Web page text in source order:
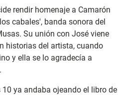
rendir homenaje a Camarón
cabales', banda sonora del
Su unión con José viene
historias del artista, cuando
y ella se lo agradecía a
ya andaba ojeando el libro de